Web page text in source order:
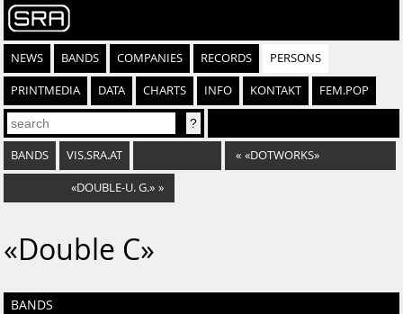
NEWS BANDS COMPANIES RECORDS PERSONS
PRINTMEDIA DATA CHARTS INFO KONTAKT FEM.POP
BANDS VIS.SRA.AT « «DOTWORKS»
«DOUBLE-U. G.» »
«Double C»
BANDS